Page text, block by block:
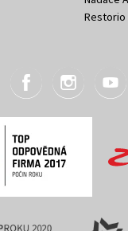
Restorio